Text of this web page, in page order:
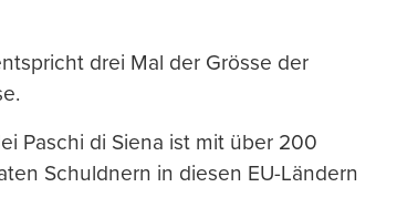
drei Mal der Grösse der
Paschi di Siena ist mit über 200
Schuldnern in diesen EU-Ländern